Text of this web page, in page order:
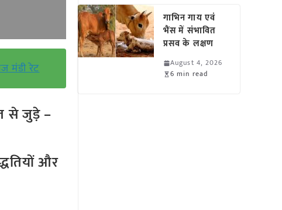
मंडी रेट
से जुड़े –
और
गाभिन गाय एवं
भैंस में संभावित
प्रसव के लक्षण
August 4, 2026
6 min read